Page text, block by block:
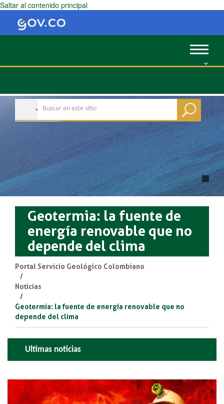
Saltar al contenido principal
Toggle
Geotermia: la fuente de
energía renovable que no
depende del clima
Portal Servicio Geológico Colombiano
Noticias
Geotermia: la fuente de energía renovable que no
depende del clima
Ultimas noticias